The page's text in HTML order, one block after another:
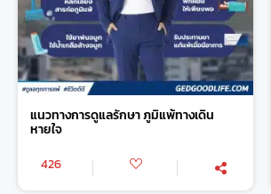
แนวทางการดูแลรักษา ภูมิแพ้ทางเดิน
หายใจ
426